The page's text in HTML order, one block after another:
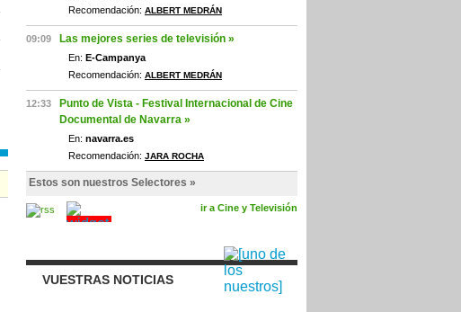
Recomendación: ALBERT MEDRÁN
09:09 Las mejores series de televisión »
En: E-Campanya
Recomendación: ALBERT MEDRÁN
12:33
Punto de Vista - Festival Internacional de Cine
Documental de Navarra »
En: navarra.es
Recomendación: JARA ROCHA
Estos son nuestros Selectores »
ir a Cine y Televisión
VUESTRAS NOTICIAS